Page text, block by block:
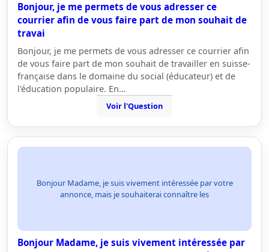
Bonjour, je me permets de vous adresser ce
courrier afin de vous faire part de mon souhait de
travai
Bonjour, je me permets de vous adresser ce courrier afin
de vous faire part de mon souhait de travailler en suisse-
française dans le domaine du social (éducateur) et de
l'éducation populaire. En…
Voir l'Question
Bonjour Madame, je suis vivement intéressée par votre
annonce, mais je souhaiterai connaître les
Bonjour Madame, je suis vivement intéressée par